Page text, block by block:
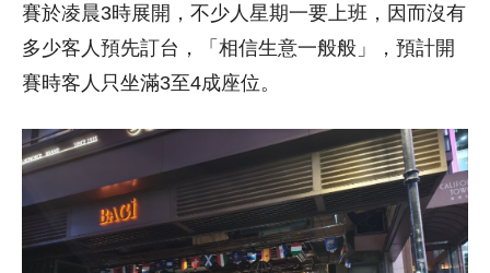
賽於凌晨3時展開，不少人星期一要上班，因而沒有
多少客人預先訂台，「相信生意一般般」，預計開
賽時客人只坐滿3至4成座位。